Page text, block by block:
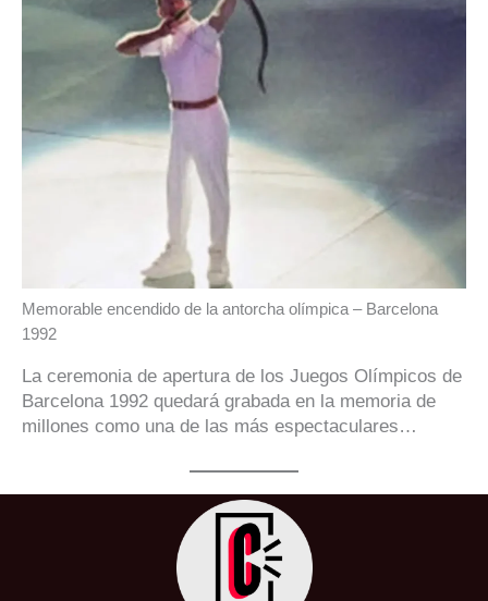
Memorable encendido de la antorcha olímpica – Barcelona
1992
La ceremonia de apertura de los Juegos Olímpicos de
Barcelona 1992 quedará grabada en la memoria de
millones como una de las más espectaculares…